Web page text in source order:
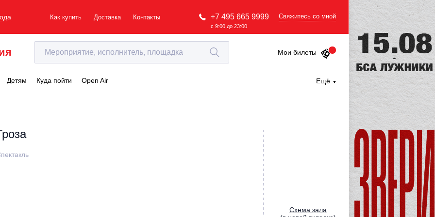
Как купить Доставка Контакты +7 495 665 9999
с 9:00 до 23:00
Свяжитесь со мной
Мои билеты
Детям Куда пойти Open Air Ещё
Cхема зала